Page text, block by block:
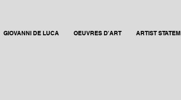
GIOVANNI DE LUCA OEUVRES D'ART ARTIST